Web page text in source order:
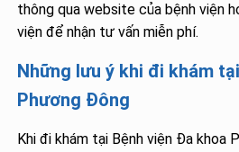
thông qua website của bệnh viện
viện để nhận tư vấn miễn phí.
Những lưu ý khi đi khám
Phương Đông
Khi đi khám tại Bệnh viện Đa khoa